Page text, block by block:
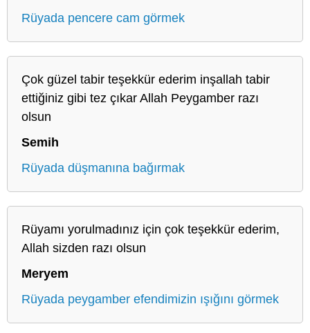
Rüyada pencere cam görmek
Çok güzel tabir teşekkür ederim inşallah tabir
ettiğiniz gibi tez çıkar Allah Peygamber razı
olsun
Semih
Rüyada düşmanına bağırmak
Rüyamı yorulmadınız için çok teşekkür ederim,
Allah sizden razı olsun
Meryem
Rüyada peygamber efendimizin ışığını görmek